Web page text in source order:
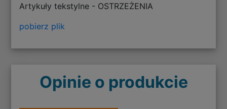
Artykuły tekstylne - OSTRZEŻENIA
pobierz plik
Opinie o produkcie